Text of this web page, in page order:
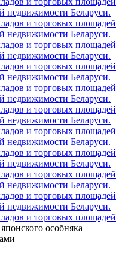
недвижимости Беларуси.
и торговых площадей
недвижимости Беларуси.
и торговых площадей
недвижимости Беларуси.
и торговых площадей
недвижимости Беларуси.
и торговых площадей
недвижимости Беларуси.
и торговых площадей
недвижимости Беларуси.
и торговых площадей
недвижимости Беларуси.
и торговых площадей
недвижимости Беларуси.
и торговых площадей
недвижимости Беларуси.
и торговых площадей
недвижимости Беларуси.
и торговых площадей
особняка